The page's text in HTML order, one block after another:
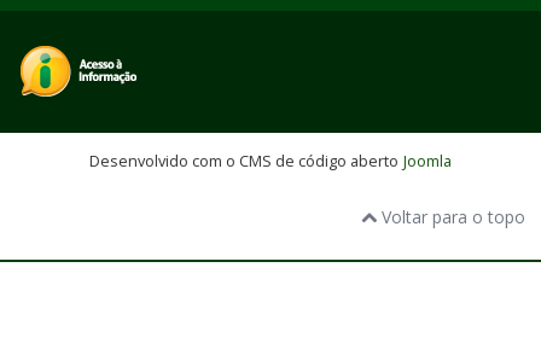
Desenvolvido com o CMS de código aberto Joomla
Voltar para o topo